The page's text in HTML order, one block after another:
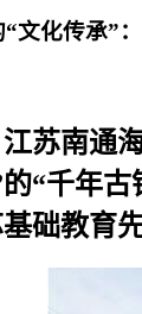
文化传承”
苏南通
“千年
础教育